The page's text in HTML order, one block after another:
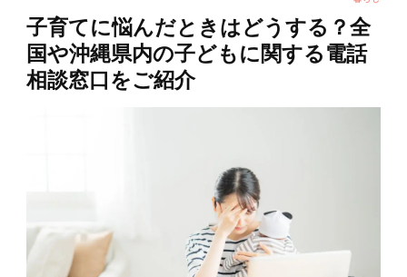
子育てに悩んだときはどうする？全
国や沖縄県内の子どもに関する電話
相談窓口をご紹介